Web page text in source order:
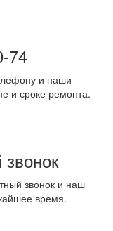
74
и наши
и сроке ремонта.
звонок и наш
время.